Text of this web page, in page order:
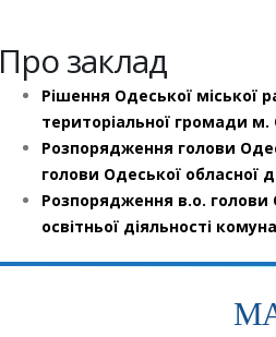
Про заклад
Рішення Одеської міської
територіальної громади м.
Розпорядження голови
голови Одеської обласної
Розпорядження в.о. голови
освітньої діяльності